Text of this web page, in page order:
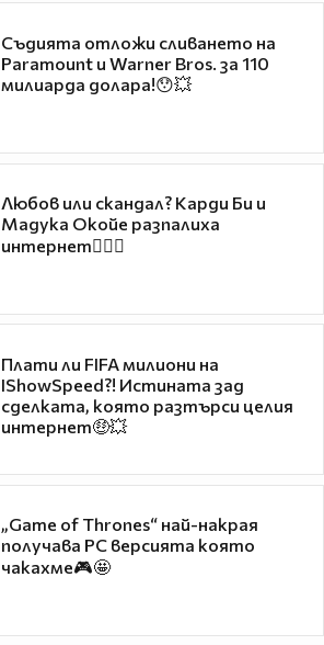
Съдията отложи сливането на
Paramount и Warner Bros. за 110
милиарда долара!😯💥
Любов или скандал? Карди Би и
Мадука Окойе разпалиха
интернет❤️‍🔥🔥
Плати ли FIFA милиони на
IShowSpeed?! Истината зад
сделката, която разтърси целия
интернет🤑💥
„Game of Thrones“ най-накрая
получава PC версията която
чакахме🎮🤩